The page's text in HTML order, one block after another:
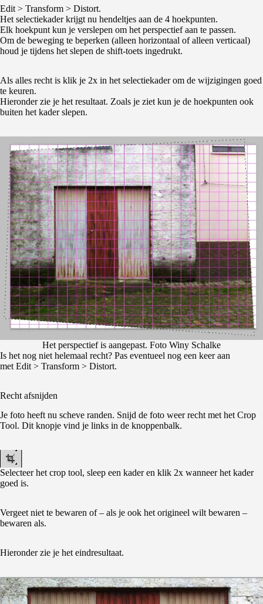
Edit > Transform > Distort.
Het selectiekader krijgt nu hendeltjes aan de 4 hoekpunten.
Elk hoekpunt kun je verslepen om het perspectief aan te passen.
Om de beweging te beperken (alleen horizontaal of alleen verticaal)
houd je tijdens het slepen de shift-toets ingedrukt.
Als alles recht is klik je 2x in het selectiekader om de wijzigingen goed
te keuren.
Hieronder zie je het resultaat. Zoals je ziet kun je de hoekpunten ook
buiten het kader slepen.
Het perspectief is aangepast. Foto Winy Schalke
Is het nog niet helemaal recht? Pas eventueel nog een keer aan
met Edit > Transform > Distort.
Recht afsnijden
Je foto heeft nu scheve randen. Snijd de foto weer recht met het Crop
Tool. Dit knopje vind je links in de knoppenbalk.
Selecteer het crop tool, sleep een kader en klik 2x wanneer het kader
goed is.
Vergeet niet te bewaren of – als je ook het origineel wilt bewaren –
bewaren als.
Hieronder zie je het eindresultaat.